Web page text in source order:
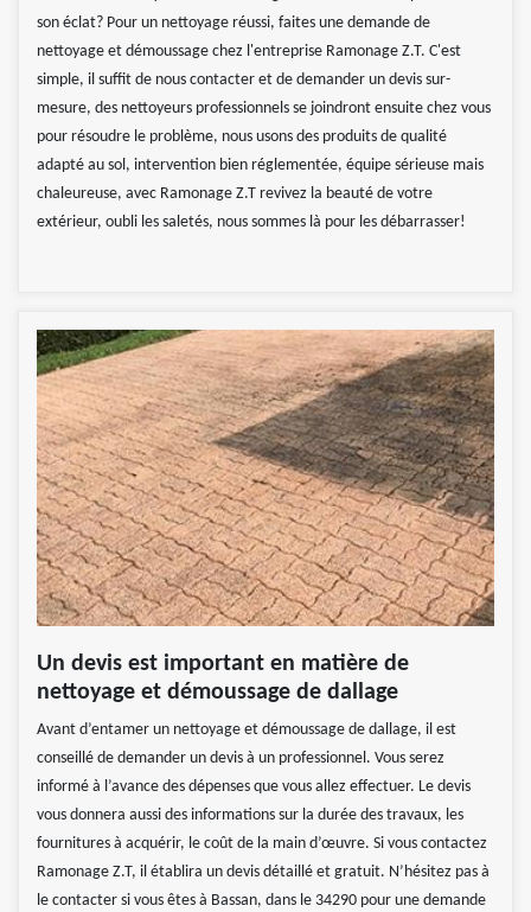
son éclat? Pour un nettoyage réussi, faites une demande de
nettoyage et démoussage chez l'entreprise Ramonage Z.T. C'est
simple, il suffit de nous contacter et de demander un devis sur-
mesure, des nettoyeurs professionnels se joindront ensuite chez vous
pour résoudre le problème, nous usons des produits de qualité
adapté au sol, intervention bien réglementée, équipe sérieuse mais
chaleureuse, avec Ramonage Z.T revivez la beauté de votre
extérieur, oubli les saletés, nous sommes là pour les débarrasser!
Un devis est important en matière de
nettoyage et démoussage de dallage
Avant d’entamer un nettoyage et démoussage de dallage, il est
conseillé de demander un devis à un professionnel. Vous serez
informé à l’avance des dépenses que vous allez effectuer. Le devis
vous donnera aussi des informations sur la durée des travaux, les
fournitures à acquérir, le coût de la main d’œuvre. Si vous contactez
Ramonage Z.T, il établira un devis détaillé et gratuit. N’hésitez pas à
le contacter si vous êtes à Bassan, dans le 34290 pour une demande